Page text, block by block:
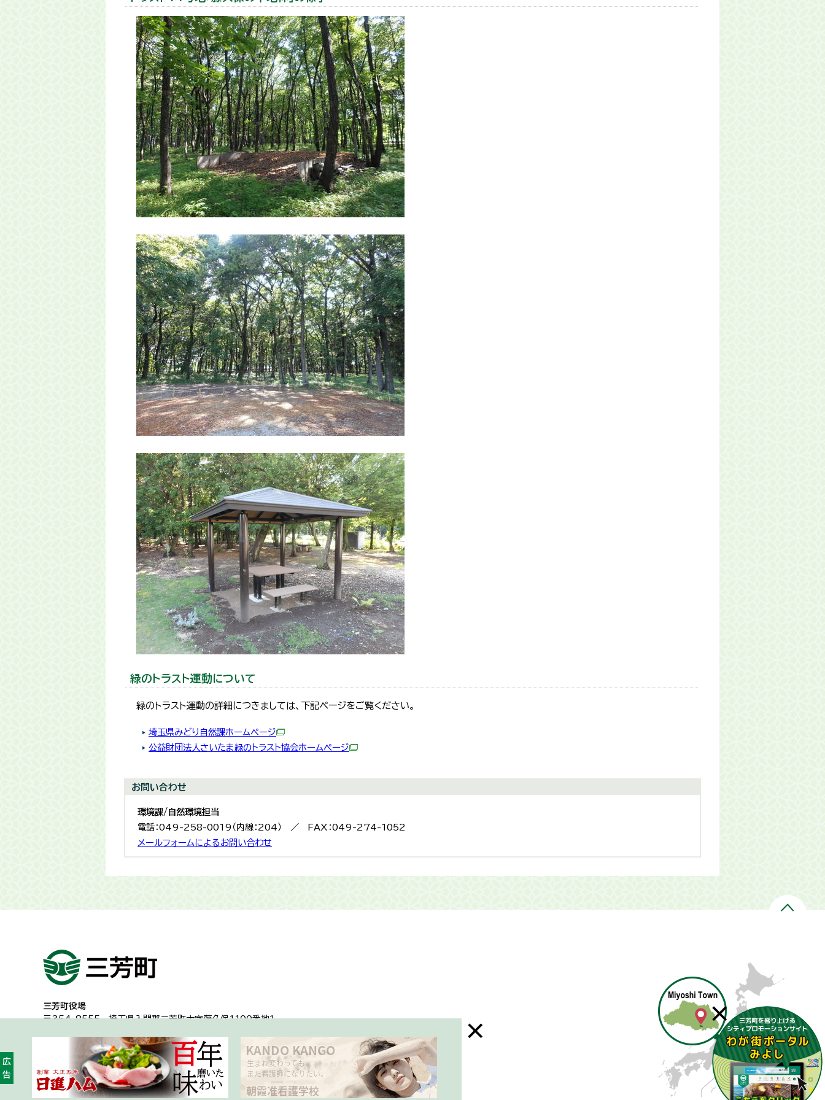
緑のトラスト運動について
緑のトラスト運動の詳細につきましては、下記ページをご覧ください。
埼玉県みどり自然課ホームページ
公益財団法人さいたま緑のトラスト協会ホームページ
お問い合わせ
環境課/自然環境担当
電話：049-258-0019（内線：204） ／ FAX：049-274-1052
メールフォームによるお問い合わせ
三芳町役場
〒354-8555埼玉県入間郡三芳町大字藤久保1100番地１
一般的な業務時間8時30分から17時15分（土日祝日及び年末年始はお休み）
開庁時間・アクセス 各課への問い合わせ 三芳町ホームページ
広告